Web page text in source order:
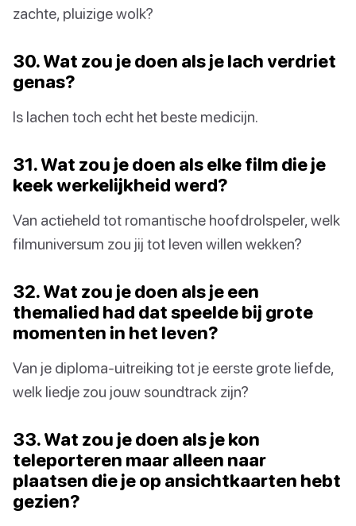
zachte, pluizige wolk?
30. Wat zou je doen als je lach verdriet
genas?
Is lachen toch echt het beste medicijn.
31. Wat zou je doen als elke film die je
keek werkelijkheid werd?
Van actieheld tot romantische hoofdrolspeler, welk
filmuniversum zou jij tot leven willen wekken?
32. Wat zou je doen als je een
themalied had dat speelde bij grote
momenten in het leven?
Van je diploma-uitreiking tot je eerste grote liefde,
welk liedje zou jouw soundtrack zijn?
33. Wat zou je doen als je kon
teleporteren maar alleen naar
plaatsen die je op ansichtkaarten hebt
gezien?